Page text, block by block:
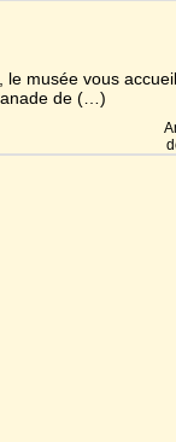
le musée vous
de (…)